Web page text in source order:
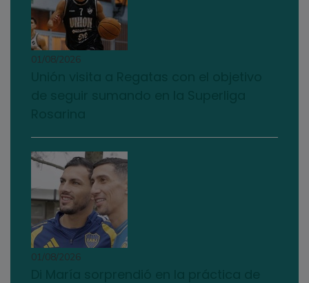
01/08/2026
01/08/2026